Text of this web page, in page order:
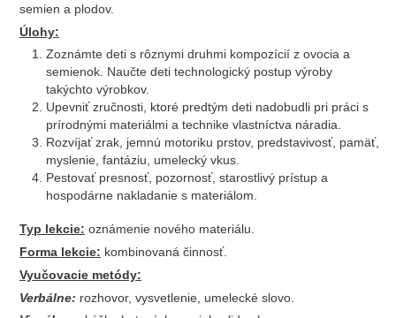
semien a plodov.
Úlohy:
Zoznámte deti s rôznymi druhmi kompozícií z ovocia a
semienok. Naučte deti technologický postup výroby
takýchto výrobkov.
Upevniť zručnosti, ktoré predtým deti nadobudli pri práci s
prírodnými materiálmi a technike vlastníctva náradia.
Rozvíjať zrak, jemnú motoriku prstov, predstavivosť, pamäť,
myslenie, fantáziu, umelecký vkus.
Pestovať presnosť, pozornosť, starostlivý prístup a
hospodárne nakladanie s materiálom.
Typ lekcie: oznámenie nového materiálu.
Forma lekcie: kombinovaná činnosť.
Vyučovacie metódy:
Verbálne: rozhovor, vysvetlenie, umelecké slovo.